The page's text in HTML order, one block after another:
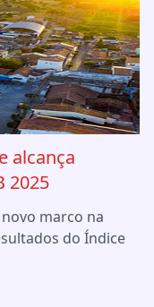
alcança
2025
marco na
do Índice